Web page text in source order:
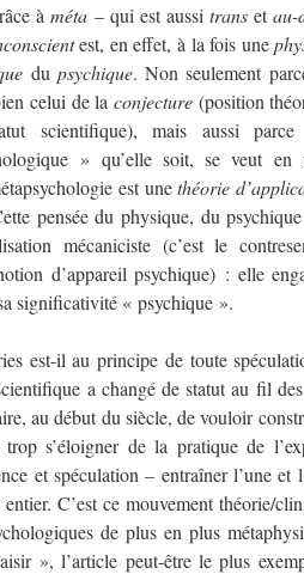
àméta – qui est aussi transetau-
est, en effet, à la fois une
du psychique. Non seulement
celui de la conjecture (position
scientifique), mais aussi
» qu’elle soit, se veut en
est unethéorie
pensée du physique, du psychique
mécaniciste (c’est le
d’appareil psychique) : elle
significativité « psychique ».
est-il au principe de toute
a changé de statut au fil
au début du siècle, de vouloir
s’éloigner de la pratique de
et spéculation – entraîner l’une et
C’est ce mouvement théorie/
de plus en plus
», l’article peut-être le plus